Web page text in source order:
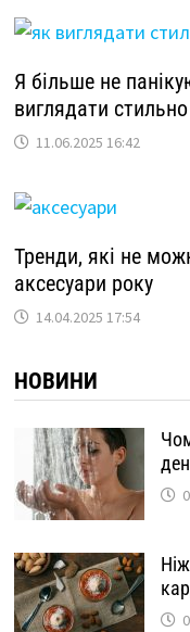
Я більше не
виглядати стильно
11.06.2025 16:42
Тренди, які не
аксесуари року
14.04.2025 17:54
НОВИНИ